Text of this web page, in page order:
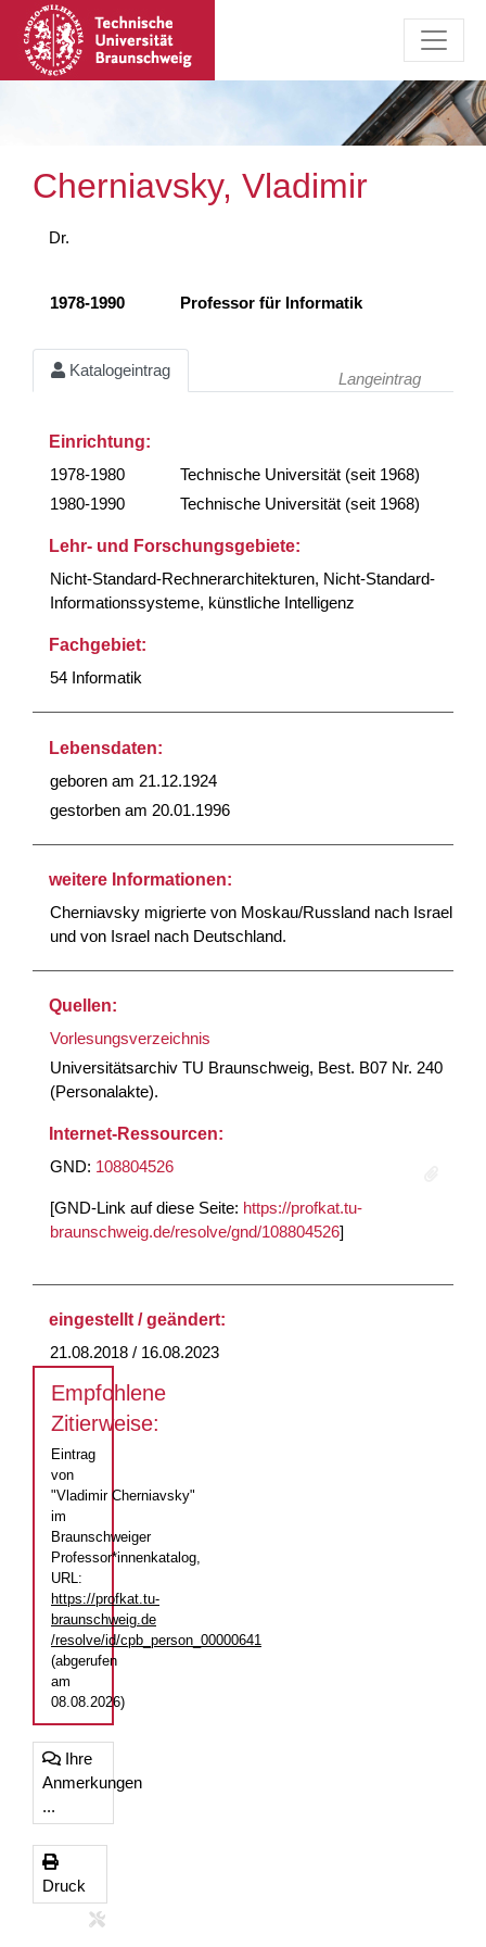
Cherniavsky, Vladimir
Dr.
1978-1990 Professor für Informatik
Katalogeintrag Langeintrag
Einrichtung:
1978-1980
Technische Universität (seit 1968)
1980-1990
Technische Universität (seit 1968)
Lehr- und Forschungsgebiete:
Nicht-Standard-Rechnerarchitekturen, Nicht-Standard-
Informationssysteme, künstliche Intelligenz
Fachgebiet:
54 Informatik
Lebensdaten:
geboren am 21.12.1924
gestorben am 20.01.1996
weitere Informationen:
Cherniavsky migrierte von Moskau/Russland nach Israel
und von Israel nach Deutschland.
Quellen:
Vorlesungsverzeichnis
Universitätsarchiv TU Braunschweig, Best. B07 Nr. 240
(Personalakte).
Internet-Ressourcen:
GND: 108804526
[GND-Link auf diese Seite: https://profkat.tu-
braunschweig.de/resolve/gnd/108804526]
eingestellt / geändert:
21.08.2018 / 16.08.2023
Empfohlene
Zitierweise:
Eintrag
von
"Vladimir Cherniavsky"
im
Braunschweiger
Professor*innenkatalog,
URL:
https://profkat.tu-
braunschweig.de
/resolve/id/cpb_person_00000641
(abgerufen
am
08.08.2026)
Ihre
Anmerkungen
...
Druck